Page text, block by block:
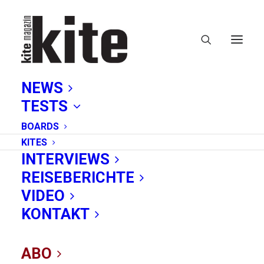
NEWS
TESTS
BOARDS
KITES
INTERVIEWS
REISEBERICHTE
VIDEO
KONTAKT
ABO
Jobs in der